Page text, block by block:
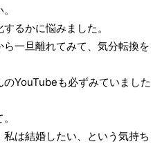
るかに悩みました。
一旦離れてみて、気分転換を
YouTubeも必ずみていました
は結婚したい、という気持ち